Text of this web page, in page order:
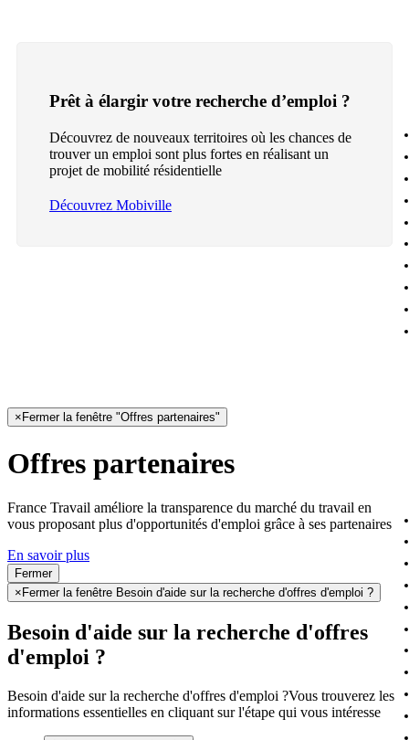
Prêt à élargir votre recherche d’emploi ?
Découvrez de nouveaux territoires où les chances de
trouver un emploi sont plus fortes en réalisant un
projet de mobilité résidentielle
Découvrez Mobiville
× Fermer la fenêtre "Offres partenaires"
Offres partenaires
France Travail améliore la transparence du marché du travail en
vous proposant plus d'opportunités d'emploi grâce à ses partenaires
En savoir plus
Fermer
× Fermer la fenêtre Besoin d'aide sur la recherche d'offres d'emploi ?
Besoin d'aide sur la recherche d'offres
d'emploi ?
Besoin d'aide sur la recherche d'offres d'emploi ?Vous trouverez les
informations essentielles en cliquant sur l'étape qui vous intéresse